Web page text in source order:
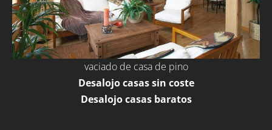
vaciado de casa de pino
Desalojo casas sin coste
Desalojo casas baratos